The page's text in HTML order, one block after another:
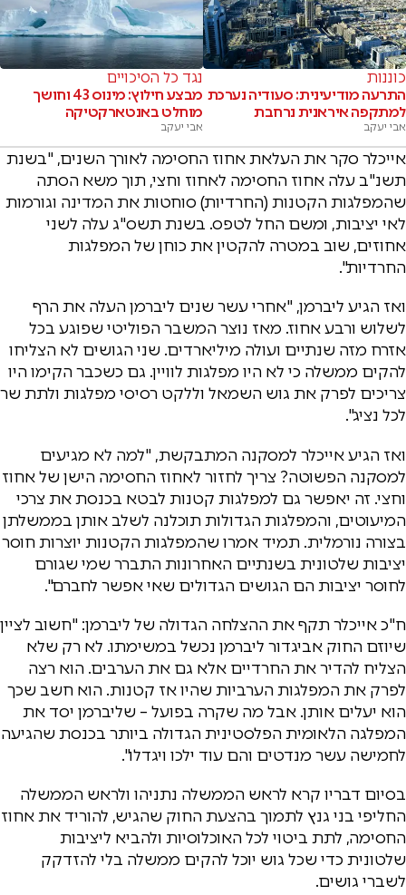
כוננות
התרעה מודיעינית: סעודיה נערכת
למתקפה איראנית נרחבת
אבי יעקב
נגד כל הסיכויים
מבצע חילוץ: מינוס 43 וחושך
מוחלט באנטארקטיקה
אבי יעקב
אייכלר סקר את העלאת אחוז החסימה לאורך השנים, "בשנת
תשנ"ב עלה אחוז החסימה לאחוז וחצי, תוך משא הסתה
שהמפלגות הקטנות (החרדיות) סוחטות את המדינה וגורמות
לאי יציבות, ומשם החל לטפס. בשנת תשס"ג עלה לשני
אחוזים, שוב במטרה להקטין את כוחן של המפלגות
החרדיות".
ואז הגיע ליברמן, "אחרי עשר שנים ליברמן העלה את הרף
לשלוש ורבע אחוז. מאז נוצר המשבר הפוליטי שפוגע בכל
אזרח מזה שנתיים ועולה מיליארדים. שני הגושים לא הצליחו
להקים ממשלה כי לא היו מפלגות לוויין. גם כשכבר הקימו היו
צריכים לפרק את גוש השמאל וללקט רסיסי מפלגות ולתת שר
לכל נציג".
ואז הגיע אייכלר למסקנה המתבקשת, "למה לא מגיעים
למסקנה הפשוטה? צריך לחזור לאחוז החסימה הישן של אחוז
וחצי. זה יאפשר גם למפלגות קטנות לבטא בכנסת את צרכי
המיעוטים, והמפלגות הגדולות תוכלנה לשלב אותן בממשלתן
בצורה נורמלית. תמיד אמרו שהמפלגות הקטנות יוצרות חוסר
יציבות שלטונית בשנתיים האחרונות התברר שמי שגורם
לחוסר יציבות הם הגושים הגדולים שאי אפשר לחברם".
ח"כ אייכלר תקף את ההצלחה הגדולה של ליברמן: "חשוב לציין
שיוזם החוק אביגדור ליברמן נכשל במשימתו. לא רק שלא
הצליח להדיר את החרדיים אלא גם את הערבים. הוא רצה
לפרק את המפלגות הערביות שהיו אז קטנות. הוא חשב שכך
הוא יעלים אותן. אבל מה שקרה בפועל – שליברמן יסד את
המפלגה הלאומית הפלסטינית הגדולה ביותר בכנסת שהגיעה
לחמישה עשר מנדטים והם עוד ילכו ויגדלו".
בסיום דבריו קרא לראש הממשלה נתניהו ולראש הממשלה
החליפי בני גנץ לתמוך בהצעת החוק שהגיש, להוריד את אחוז
החסימה, לתת ביטוי לכל האוכלוסיות ולהביא ליציבות
שלטונית כדי שכל גוש יוכל להקים ממשלה בלי להזדקק
לשברי גושים.